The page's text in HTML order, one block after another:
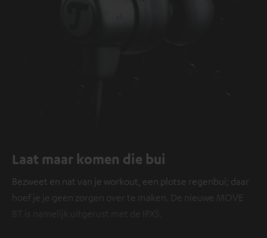
Laat maar komen die bui
Bezweet en nat van je workout, een plotse regenbui; daar
hoef je je geen zorgen over te maken. De nieuwe MOVE
BT is namelijk uitgerust met de IPX5.